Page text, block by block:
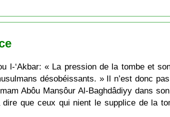
l-‘Akbar: « La pression de la tombe et
désobéissants. » Il n’est donc
Abôu Manṣôur Al-Baghdâdiyy dans
que ceux qui nient le supplice de la